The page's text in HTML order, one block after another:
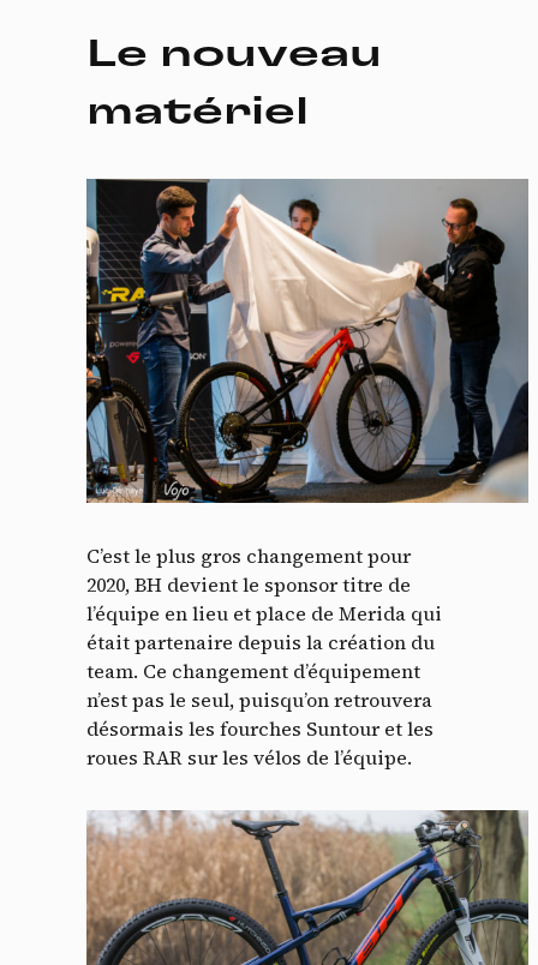
Le nouveau
matériel
C’est le plus gros changement pour
2020, BH devient le sponsor titre de
l’équipe en lieu et place de Merida qui
était partenaire depuis la création du
team. Ce changement d’équipement
n’est pas le seul, puisqu’on retrouvera
désormais les fourches Suntour et les
roues RAR sur les vélos de l’équipe.